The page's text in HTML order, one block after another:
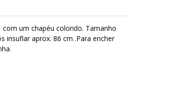
um chapéu colorido. Tamanho
insuflar aprox. 86 cm .Para encher